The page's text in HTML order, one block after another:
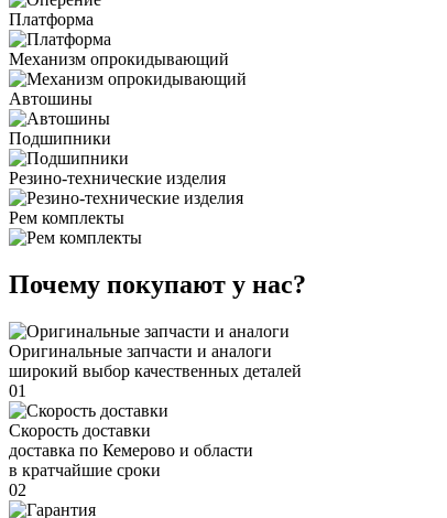
Платформа
Механизм опрокидывающий
Автошины
Подшипники
Резино-технические изделия
Рем комплекты
Почему покупают у нас?
Оригинальные запчасти и аналоги
широкий выбор качественных деталей
01
Скорость доставки
доставка по Кемерово и области
в кратчайшие сроки
02